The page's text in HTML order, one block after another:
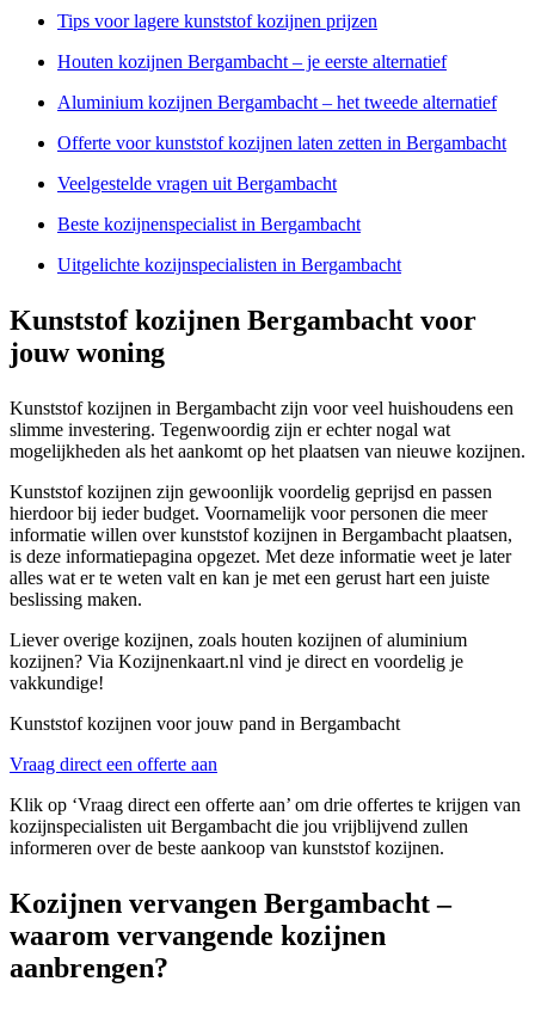
Tips voor lagere kunststof kozijnen prijzen
Houten kozijnen Bergambacht – je eerste alternatief
Aluminium kozijnen Bergambacht – het tweede alternatief
Offerte voor kunststof kozijnen laten zetten in Bergambacht
Veelgestelde vragen uit Bergambacht
Beste kozijnenspecialist in Bergambacht
Uitgelichte kozijnspecialisten in Bergambacht
Kunststof kozijnen Bergambacht voor
jouw woning
Kunststof kozijnen in Bergambacht zijn voor veel huishoudens een
slimme investering. Tegenwoordig zijn er echter nogal wat
mogelijkheden als het aankomt op het plaatsen van nieuwe kozijnen.
Kunststof kozijnen zijn gewoonlijk voordelig geprijsd en passen
hierdoor bij ieder budget. Voornamelijk voor personen die meer
informatie willen over kunststof kozijnen in Bergambacht plaatsen,
is deze informatiepagina opgezet. Met deze informatie weet je later
alles wat er te weten valt en kan je met een gerust hart een juiste
beslissing maken.
Liever overige kozijnen, zoals houten kozijnen of aluminium
kozijnen? Via Kozijnenkaart.nl vind je direct en voordelig je
vakkundige!
Kunststof kozijnen voor jouw pand in Bergambacht
Vraag direct een offerte aan
Klik op ‘Vraag direct een offerte aan’ om drie offertes te krijgen van
kozijnspecialisten uit Bergambacht die jou vrijblijvend zullen
informeren over de beste aankoop van kunststof kozijnen.
Kozijnen vervangen Bergambacht –
waarom vervangende kozijnen
aanbrengen?